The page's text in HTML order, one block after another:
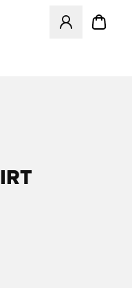
Åbner en